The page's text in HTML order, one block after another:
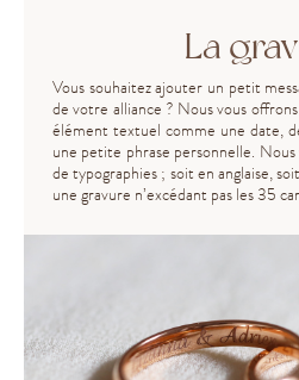
La
Vous souhaitez ajouter un petit
de votre alliance ? Nous vous
élément textuel comme une date,
une petite phrase personnelle.
de typographies ; soit en anglaise,
une gravure n’excédant pas les 35